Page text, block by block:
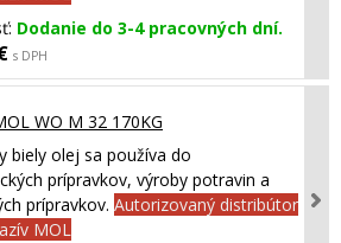
Dodanie do 3-4 pracovných dní.
s DPH
WO M 32 170KG
biely olej sa používa do
prípravkov, výroby potravin a
prípravkov. Autorizovaný distribútor
MOL